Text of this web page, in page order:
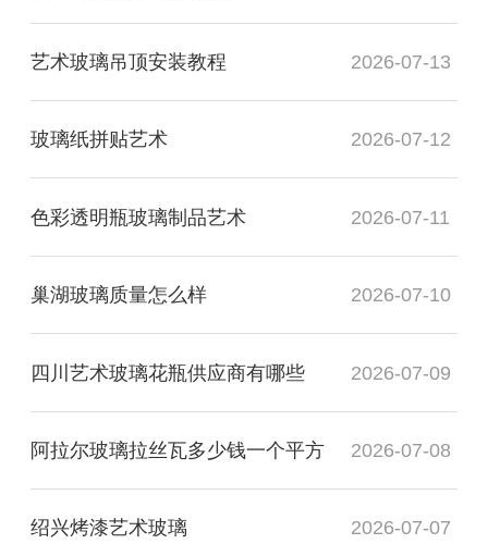
艺术玻璃吊顶安装教程 2026-07-13
玻璃纸拼贴艺术 2026-07-12
色彩透明瓶玻璃制品艺术 2026-07-11
巢湖玻璃质量怎么样 2026-07-10
四川艺术玻璃花瓶供应商有哪些 2026-07-09
阿拉尔玻璃拉丝瓦多少钱一个平方 2026-07-08
绍兴烤漆艺术玻璃 2026-07-07